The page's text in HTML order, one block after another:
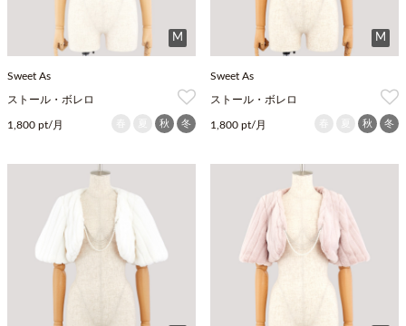
M
Sweet As
ストール・ボレロ
1,800 pt/月 秋 冬
M
Sweet As
ストール・ボレロ
1,800 pt/月 秋 冬